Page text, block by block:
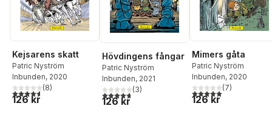
Kejsarens skatt
Patric Nyström
Inbunden, 2020
4,6utav 5 stjärnor. Totalt antal röster:
(8)
126 kr
Hövdingens fångar
Patric Nyström
Inbunden, 2021
4,7utav 5 stjärnor. Totalt antal röster:
(3)
126 kr
Mimers gåta
Patric Nyström
Inbunden, 2020
4,9utav 5 stjärnor.
(7)
126 kr